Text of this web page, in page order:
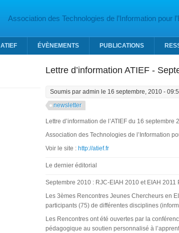
Association des Technologies de l’Information pour
ATIEF ÉVÈNEMENTS PUBLICATIONS
Lettre d’information ATIEF -
Soumis par admin le 16 septembre, 2010 -
newsletter
Lettre d’information de l’ATIEF du 16 septembre
Association des Technologies de l’Information
Voir le site : http://atief.fr
Le dernier éditorial
Septembre 2010 : RJC-EIAH 2010 et EIAH
Les 3èmes Rencontres Jeunes Chercheurs en
participants (75) de différentes disciplines
Les Rencontres ont été ouvertes par la
pédagogique au soutien personnalisé à